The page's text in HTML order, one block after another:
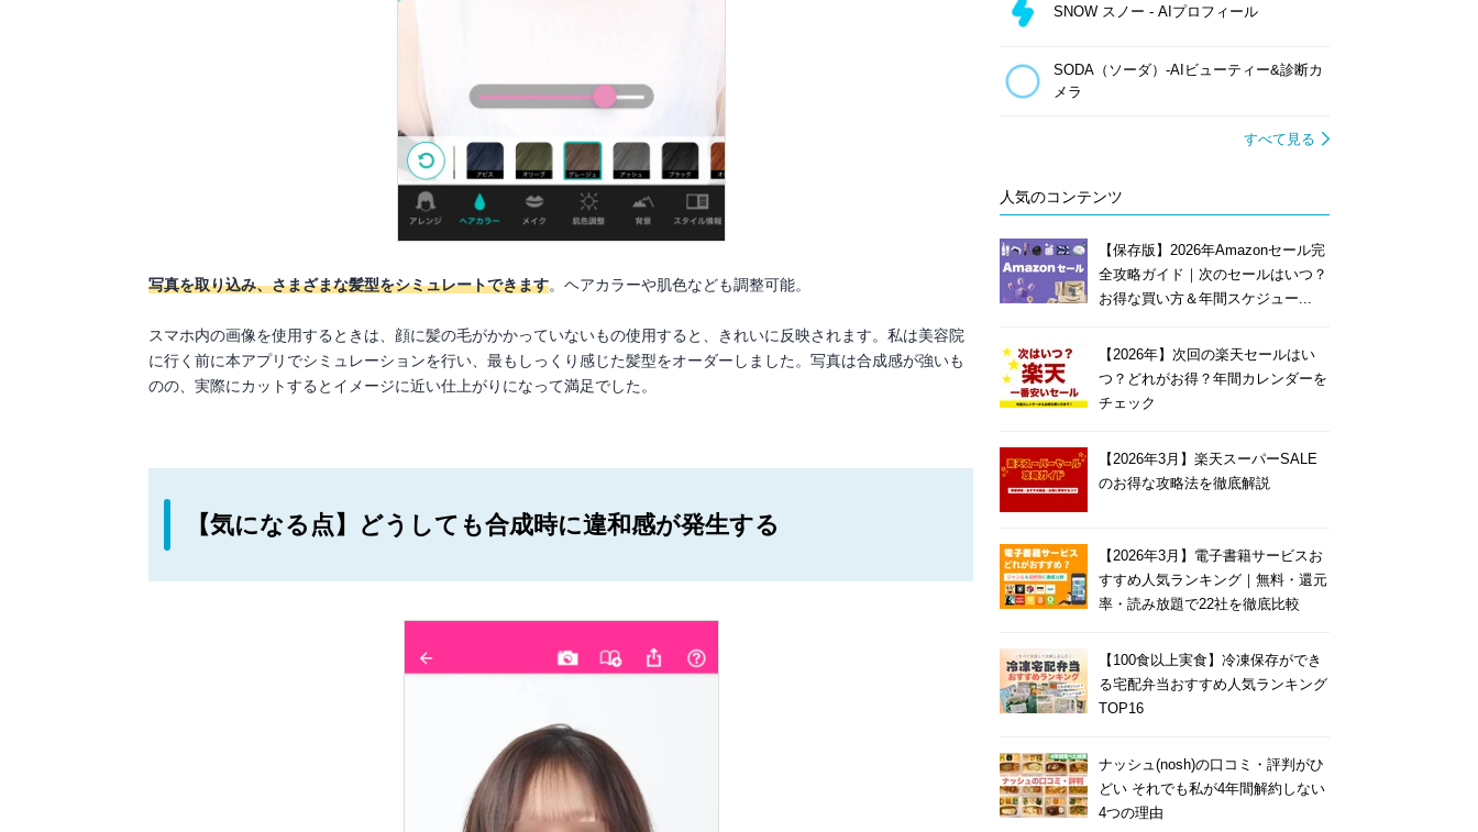
写真を取り込み、さまざまな髪型をシミュレートできます。ヘアカラーや肌色なども調整可能。
スマホ内の画像を使用するときは、顔に髪の毛がかかっていないもの使用すると、きれいに反映されます。私は美容院
に行く前に本アプリでシミュレーションを行い、最もしっくり感じた髪型をオーダーしました。写真は合成感が強いも
のの、実際にカットするとイメージに近い仕上がりになって満足でした。
【気になる点】どうしても合成時に違和感が発生する
SNOW スノー - AIプロフィール
SODA（ソーダ）-AIビューティー&診断カ
メラ
すべて見る
人気のコンテンツ
【保存版】2026年Amazonセール完
全攻略ガイド｜次のセールはいつ？
お得な買い方＆年間スケジュー...
【2026年】次回の楽天セールはい
つ？どれがお得？年間カレンダーを
チェック
【2026年3月】楽天スーパーSALE
のお得な攻略法を徹底解説
【2026年3月】電子書籍サービスお
すすめ人気ランキング｜無料・還元
率・読み放題で22社を徹底比較
【100食以上実食】冷凍保存ができ
る宅配弁当おすすめ人気ランキング
TOP16
ナッシュ(nosh)の口コミ・評判がひ
どい それでも私が4年間解約しない
4つの理由